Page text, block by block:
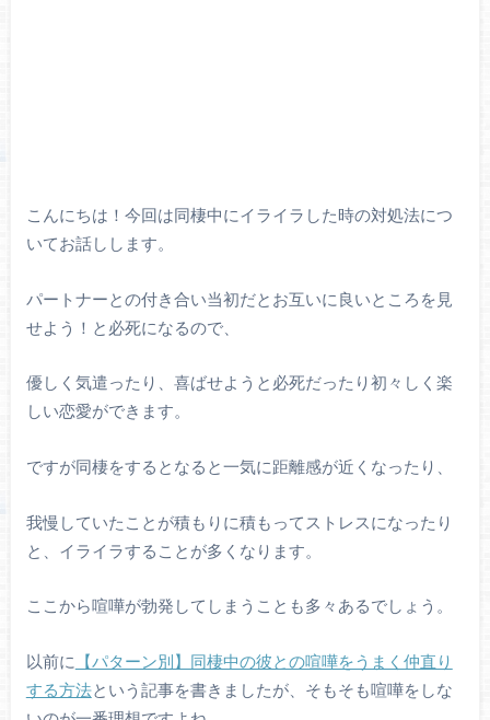
こんにちは！今回は同棲中にイライラした時の対処法につ
いてお話しします。
パートナーとの付き合い当初だとお互いに良いところを見
せよう！と必死になるので、
優しく気遣ったり、喜ばせようと必死だったり初々しく楽
しい恋愛ができます。
ですが同棲をするとなると一気に距離感が近くなったり、
我慢していたことが積もりに積もってストレスになったり
と、イライラすることが多くなります。
ここから喧嘩が勃発してしまうことも多々あるでしょう。
以前に 【パターン別】同棲中の彼との喧嘩をうまく仲直り
する方法という記事を書きましたが、そもそも喧嘩をしな